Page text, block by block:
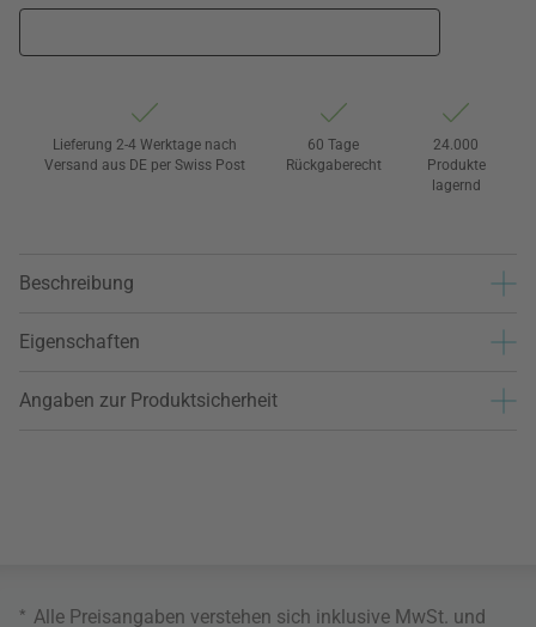
Lieferung 2-4 Werktage nach
Versand aus DE per Swiss Post
60 Tage
Rückgaberecht
24.000
Produkte
lagernd
Beschreibung
Eigenschaften
Angaben zur Produktsicherheit
* Alle Preisangaben verstehen sich inklusive MwSt. und